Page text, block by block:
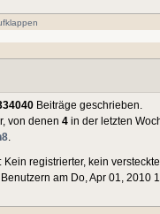
Beiträge geschrieben.
von denen 4 in der letzten
Kein registrierter, kein
am Do, Apr 01, 2010